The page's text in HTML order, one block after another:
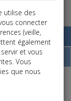
r
utilise des
connecter
(veille,
également
et vous
Vous
que nous